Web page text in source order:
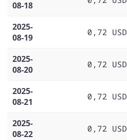
08-18
2025-
08-19
0,72 USD
2025-
08-20
0,72 USD
2025-
08-21
0,72 USD
2025-
08-22
0,72 USD